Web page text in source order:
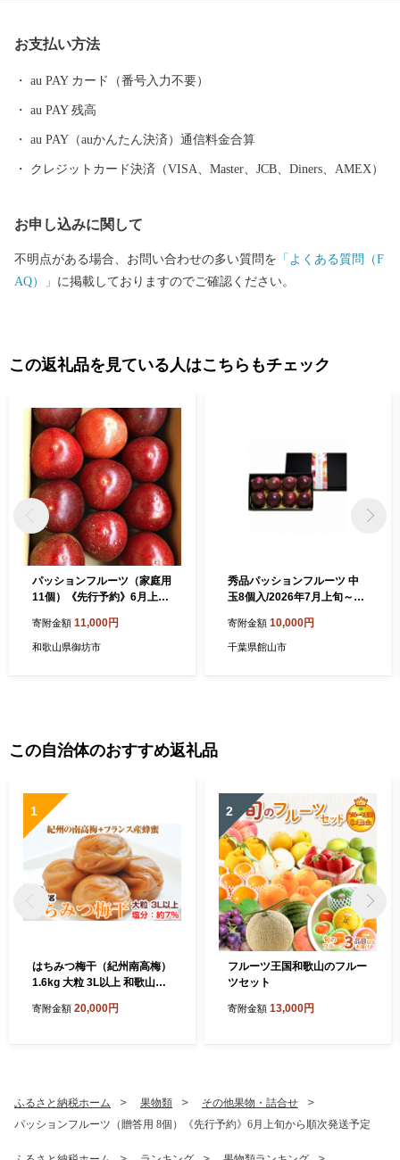
高速のインターそばには広々とした日高川オートキャンプ場があ
り、大阪から約2時間、気軽にアウトドアが楽しめます。 【歴史
め、「御坊」の由来となった寺内町、宮子姫の伝説など、名所・
旧跡や伝説が数多く残り、当時の息づかいを体感できます。 頂い
た寄付金は、子供たちの教育環境の整備、みんなが安心して暮ら
お支払い方法
au PAY カード（番号入力不要）
au PAY 残高
au PAY（auかんたん決済）通信料金合算
クレジットカード決済（VISA、Master、JCB、Diners、AMEX）
お申し込みに関して
不明点がある場合、お問い合わせの多い質問を 「よくある質問（F
AQ）」 に掲載しておりますのでご確認ください。
この返礼品を見ている人はこちらもチェック
パッションフルーツ（家庭用
11個）《先行予約》6月上旬
寄附金額 11,000円
和歌山県御坊市
秀品パッションフルーツ 中
玉8個入/2026年7月上旬～8
寄附金額 10,000円
千葉県館山市
この自治体のおすすめ返礼品
1
はちみつ梅干（紀州南高梅）
1.6kg 大粒 3L以上 和歌山県
寄附金額 20,000円
2
フルーツ王国和歌山のフルー
ツセット
寄附金額 13,000円
ふるさと納税ホーム 果物類
その他果物・詰合せ
パッションフルーツ（贈答用 8個）《先行予約》6月上旬から順次発送予定